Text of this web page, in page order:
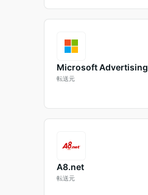
Microsoft Advertising
転送元
A8.net
転送元